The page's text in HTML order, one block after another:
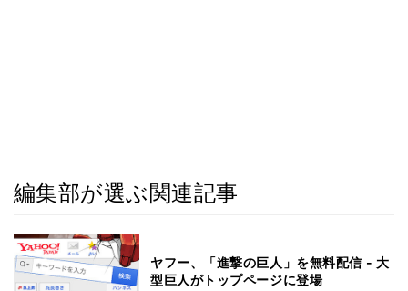
編集部が選ぶ関連記事
ヤフー、「進撃の巨人」を無料配信 - 大
型巨人がトップページに登場